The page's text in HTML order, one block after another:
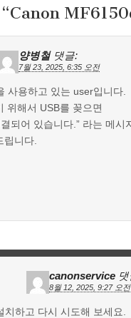
Canon
양병철 댓글:
7월 23, 2025, 6:35 오전
사용하고 있는 user입니다.
위해서 USB를 꽂으면
되어 있습니다.” 라는 메시
립니다.
canonservice
8월 12, 2025, 9:27 오전
치하고 다시 시도해 보세요.